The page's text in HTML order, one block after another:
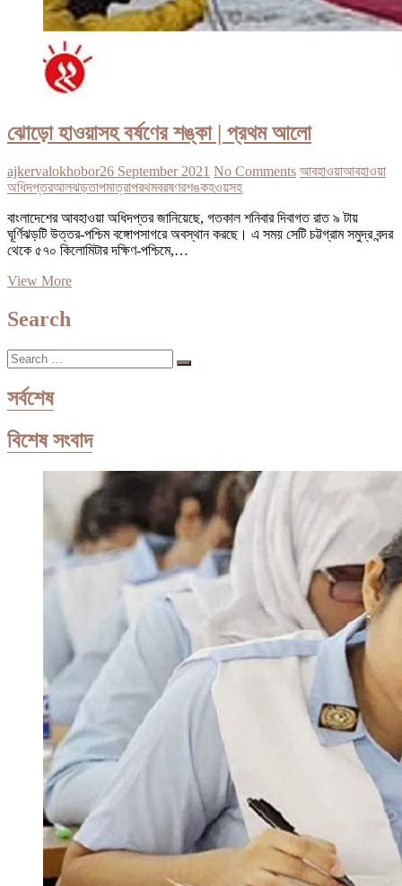
ঝোড়ো হাওয়াসহ বর্ষণের শঙ্কা | প্রথম আলো
ajkervalokhobor26 September 2021 No Comments আবহাওয়াআবহাওয়া
অধিদপ্তরআলঝড়তাপমাত্রাপরথমবরষণরশঙকহওয়সহ
বাংলাদেশের আবহাওয়া অধিদপ্তর জানিয়েছে, গতকাল শনিবার দিবাগত রাত ৯ টায়
ঘূর্ণিঝড়টি উত্তর-পশ্চিম বঙ্গোপসাগরে অবস্থান করছে। এ সময় সেটি চট্টগ্রাম সমুদ্র বন্দর
থেকে ৫৭০ কিলোমিটার দক্ষিণ-পশ্চিমে,…
View Moreঝোড়ো
Search
Search
…
সর্বশেষ
বিশেষ সংবাদ